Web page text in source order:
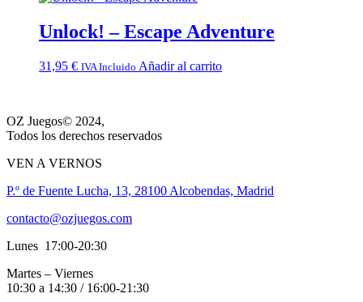
Unlock! – Escape Adventure
31,95 € IVA Incluido Añadir al carrito
OZ Juegos© 2024,
Todos los derechos reservados
VEN A VERNOS
P.º de Fuente Lucha, 13, 28100 Alcobendas, Madrid
contacto@ozjuegos.com
Lunes 17:00-20:30
Martes – Viernes
10:30 a 14:30 / 16:00-21:30